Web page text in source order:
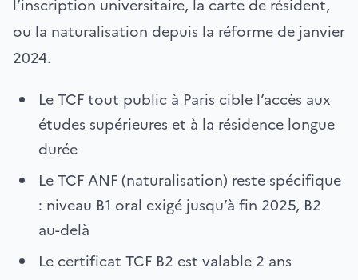
l’inscription universitaire, la carte de résident,
ou la naturalisation depuis la réforme de janvier
2024.
Le TCF tout public à Paris cible l’accès aux
études supérieures et à la résidence longue
durée
Le TCF ANF (naturalisation) reste spécifique
: niveau B1 oral exigé jusqu’à fin 2025, B2
au-delà
Le certificat TCF B2 est valable 2 ans